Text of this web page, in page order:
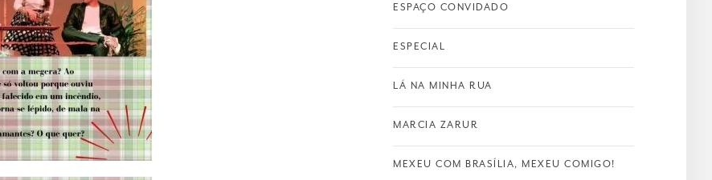
ESPAÇO CONVIDADO
ESPECIAL
LÁ NA MINHA RUA
MARCIA ZARUR
MEXEU COM BRASÍLIA, MEXEU COMIGO!